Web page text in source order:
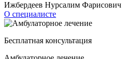
Ижбердеев Нурсалим Фарисович
О специалисте
Бесплатная консультация